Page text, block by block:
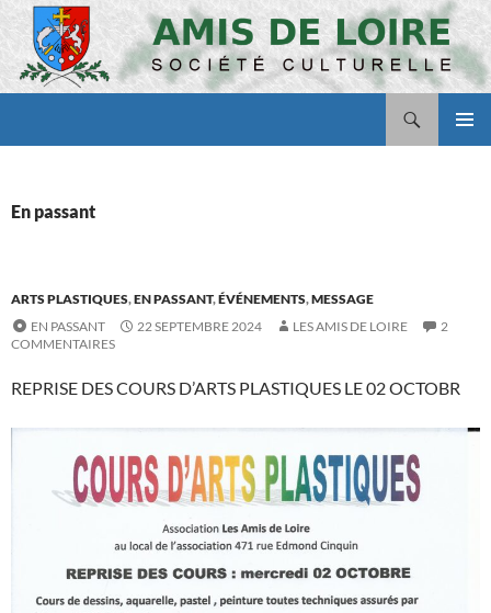
Aller
contenu
En passant
ARTS PLASTIQUES,EN PASSANT,ÉVÉNEMENTS,MESSAGE
EN PASSANT
22 SEPTEMBRE 2024 LES AMIS DE LOIRE
2
COMMENTAIRES
REPRISE DES COURS D’ARTS PLASTIQUES LE 02 OCTOBR